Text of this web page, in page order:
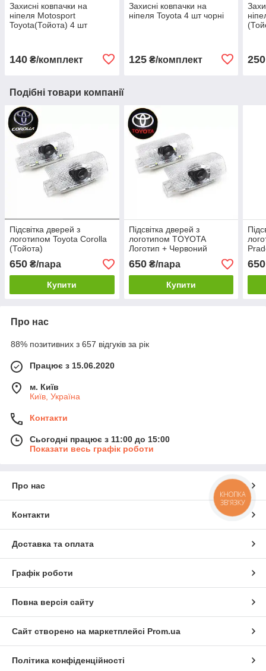
Захисні ковпачки на
ніпеля Motosport
Toyota(Тойота) 4 шт
140 ₴/комплект
Захисні ковпачки на
ніпеля Toyota 4 шт чорні
125₴/комплект 250
Подібні товари компанії
Підсвітка дверей з
логотипом Toyota Corolla
(Тойота)
650 ₴/пара
Купити
Підсвітка дверей з
логотипом TOYOTA
Логотип + Червоний
Напис Corolla, Avalon,
Camry, Highladner, Prado,
Land Cruiser
650₴/пара
Купити
650
Про нас
88% позитивних з 657 відгуків за рік
Працює з 15.06.2020
м. Київ
Київ, Україна
Контакти
Сьогодні працює з 11:00 до 15:00
Показати весь графік роботи
Про нас
Контакти
Доставка та оплата
Графік роботи
Повна версія сайту
Сайт створено на маркетплейсі Prom.ua
Політика конфіденційності
КНОПКА
ЗВ'ЯЗКУ